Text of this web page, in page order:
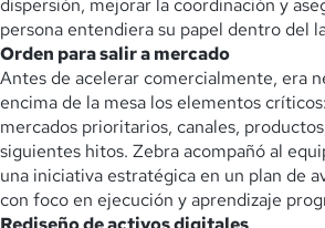
dispersión, mejorar la coordinación y
persona entendiera su papel dentro del
Orden para salir a mercado
Antes de acelerar comercialmente, era
encima de la mesa los elementos
mercados prioritarios, canales,
siguientes hitos. Zebra acompañó al
una iniciativa estratégica en un plan de
con foco en ejecución y aprendizaje